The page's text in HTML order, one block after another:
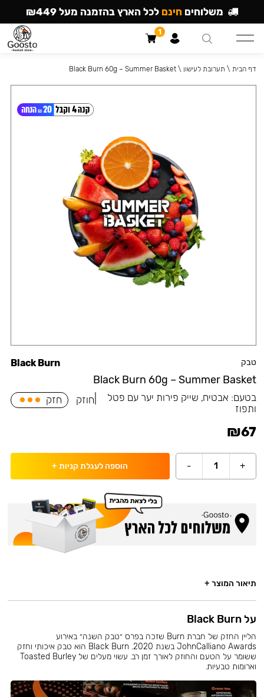
טבק
Black Burn 60g – Summer Basket
Black Burn
בטעם: אבטיח, שייק פירות יער עם פטל
ותפוז
חוזק חזק
₪67
+
1
- הוספה לעגלת קניות +
דף הבית \ תערובת לעישון \
Black Burn 60g – Summer Basket
תיאור המוצר +
על Black Burn
הליין החזק של חברת Burn שזכה בפרס ״טבק השנה״ באירוע
JohnCalliano Awards בשנת 2020. Black Burn הוא טבק איכותי וחזק
ששומר על הטעם והחוזק לאורך זמן רב. עשוי מעלים של Toasted Burley
וארומות טבעיות.
משלוחים חינם לכל הארץ בהזמנה מעל ₪449
1